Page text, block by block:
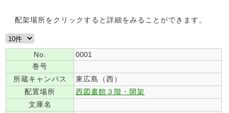
配架場所をクリックすると詳細をみることができます。
No.
0001
巻号
所蔵キャンパス
東広島（西）
配置場所
西図書館３階・開架
文庫名